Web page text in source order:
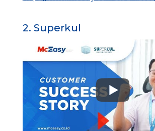
2. Superkul